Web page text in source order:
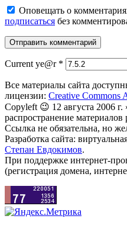
Оповещать о
подписаться без
Current ye@r *
Все материалы сайта
лицензии: Creative Commons
Copyleft 😉 12 августа 2006
распространение
Ссылка не обязательна, но
Разработка сайта:
Степан Евдокимов.
При поддержке интернет-
(регистрация домена,